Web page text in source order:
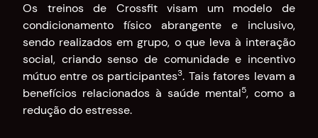
Os treinos de Crossfit visam um modelo de
condicionamento físico abrangente e inclusivo,
sendo realizados em grupo, o que leva à interação
social, criando senso de comunidade e incentivo
mútuo entre os participantes3. Tais fatores levam a
benefícios relacionados à saúde mental5, como a
redução do estresse.